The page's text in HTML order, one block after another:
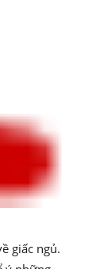
giấc ngủ.